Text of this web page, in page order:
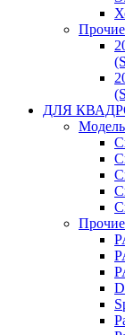
Прочие
ДЛЯ
Прочие